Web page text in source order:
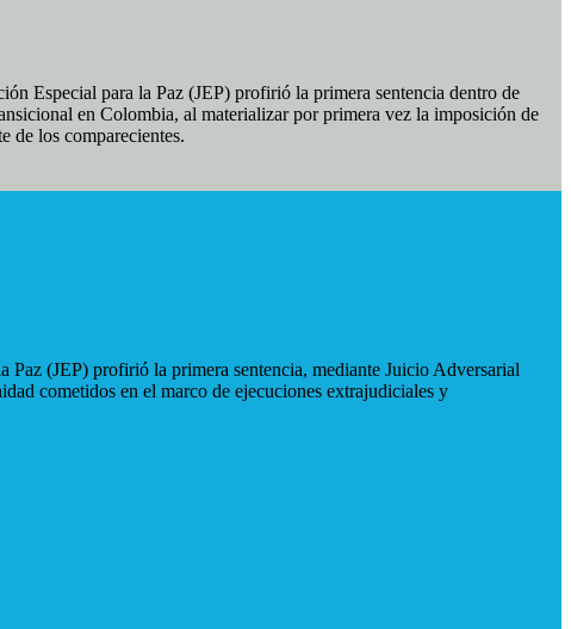
Especial para la Paz (JEP) profirió la primera sentencia dentro de
en Colombia, al materializar por primera vez la imposición de
de los comparecientes.
Paz (JEP) profirió la primera sentencia, mediante Juicio Adversarial
cometidos en el marco de ejecuciones extrajudiciales y